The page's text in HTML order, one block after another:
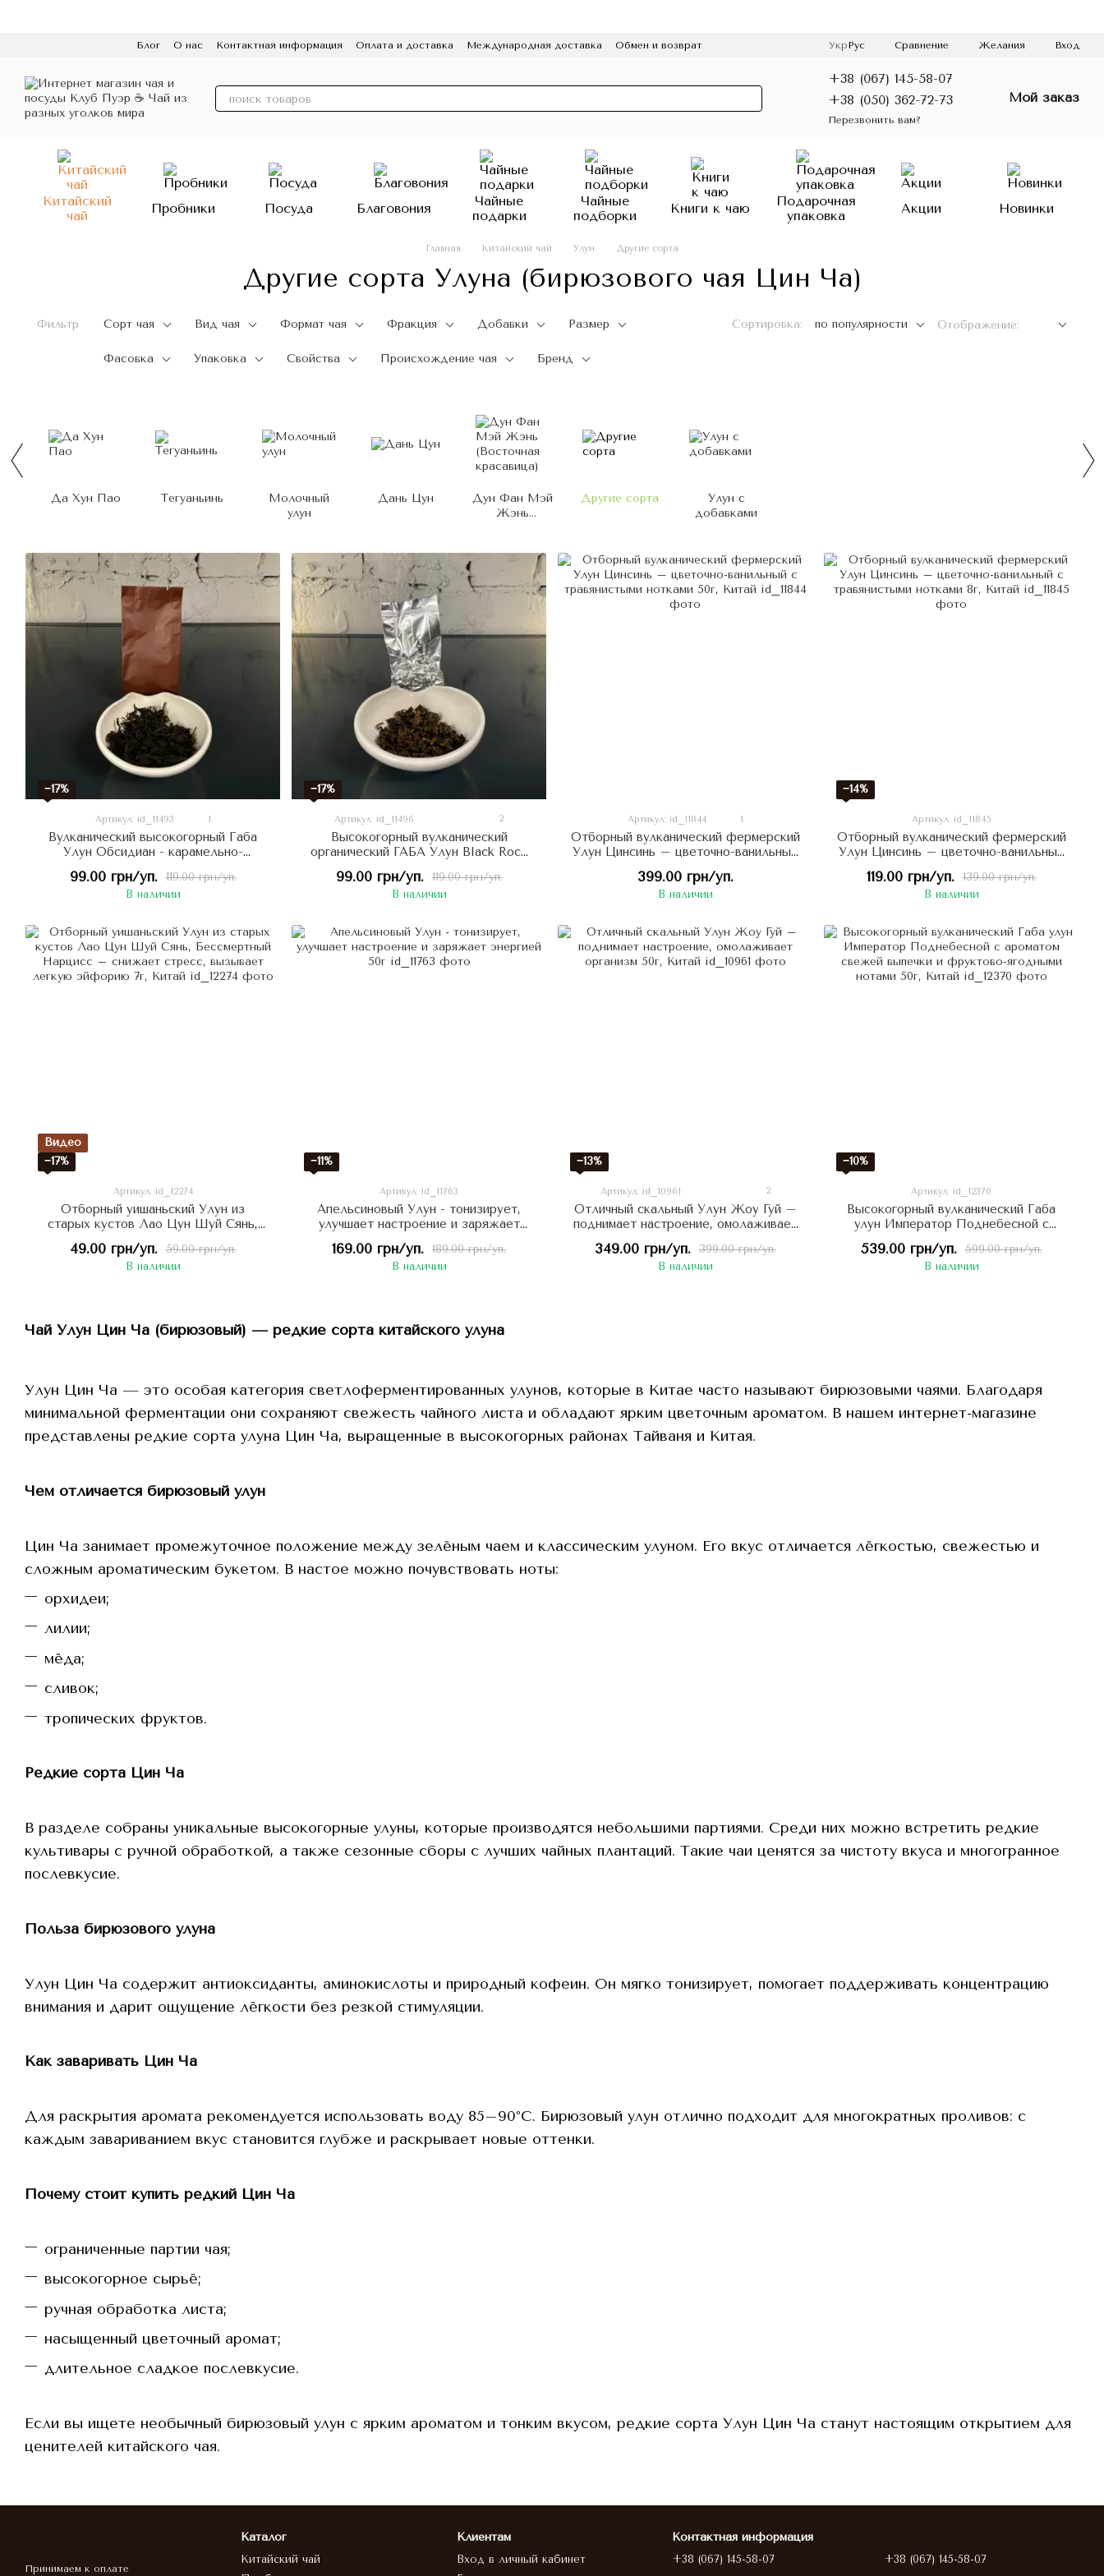
Блог О нас Контактная информация Оплата и доставка Международная доставка
Обмен и возврат
УкрРус Сравнение Желания Вход
+38 (067) 145-58-07
+38 (050) 362-72-73
Перезвонить вам?
Мой заказ
Китайский
чай
Пробники Посуда Благовония
Чайные
подарки
Чайные
подборки
Книги к чаю
Подарочная
упаковка
Акции Новинки
Главная Китайский чай Улун Другие сорта
Другие сорта Улуна (бирюзового чая Цин Ча)
Фильтр Сорт чая Вид чая Формат чая Фракция Добавки Размер
Фасовка Упаковка Свойства Происхождение чая Бренд
Сортировка: по популярности Отображение:
Да Хун Пао Тегуаньинь
Молочный
улун
Дань Цун
Дун Фан Мэй
Жэнь
Другие сорта
Улун с
добавками
Чай Улун Цин Ча (бирюзовый) — редкие сорта китайского улуна
Улун Цин Ча — это особая категория светлоферментированных улунов, которые в Китае часто называют бирюзовыми чаями. Благодаря
минимальной ферментации они сохраняют свежесть чайного листа и обладают ярким цветочным ароматом. В нашем интернет-магазине
представлены редкие сорта улуна Цин Ча, выращенные в высокогорных районах Тайваня и Китая.
Чем отличается бирюзовый улун
Цин Ча занимает промежуточное положение между зелёным чаем и классическим улуном. Его вкус отличается лёгкостью, свежестью и
сложным ароматическим букетом. В настое можно почувствовать ноты:
орхидеи;
лилии;
мёда;
сливок;
тропических фруктов.
Редкие сорта Цин Ча
В разделе собраны уникальные высокогорные улуны, которые производятся небольшими партиями. Среди них можно встретить редкие
культивары с ручной обработкой, а также сезонные сборы с лучших чайных плантаций. Такие чаи ценятся за чистоту вкуса и многогранное
послевкусие.
Польза бирюзового улуна
Улун Цин Ча содержит антиоксиданты, аминокислоты и природный кофеин. Он мягко тонизирует, помогает поддерживать концентрацию
внимания и дарит ощущение лёгкости без резкой стимуляции.
Как заваривать Цин Ча
Для раскрытия аромата рекомендуется использовать воду 85–90°C. Бирюзовый улун отлично подходит для многократных проливов: с
каждым завариванием вкус становится глубже и раскрывает новые оттенки.
Почему стоит купить редкий Цин Ча
ограниченные партии чая;
высокогорное сырьё;
ручная обработка листа;
насыщенный цветочный аромат;
длительное сладкое послевкусие.
Если вы ищете необычный бирюзовый улун с ярким ароматом и тонким вкусом, редкие сорта Улун Цин Ча станут настоящим открытием для
ценителей китайского чая.
−17%
Артикул: id_11493 1
Вулканический высокогорный Габа
Улун Обсидиан - карамельно-
Китай119.00 грн/уп.
99.00 грн/уп.
В наличии
−17%
Артикул: id_11496 2
Высокогорный вулканический
органический ГАБА Улун Black Rock
119.00 грн/уп.
99.00 грн/уп.
В наличии
Артикул: id_11844 1
Отборный вулканический фермерский
Улун Цинсинь – цветочно-ванильный
399.00 грн/уп.
В наличии
−14%
Артикул: id_11845
Отборный вулканический фермерский
Улун Цинсинь – цветочно-ванильный
139.00 грн/уп.
119.00 грн/уп.
В наличии
Видео
−17%
Артикул: id_12274
Отборный уишаньский Улун из
старых кустов Лао Цун Шуй Сянь,
стресс, вызывает легкую эйфорию
7г, Китай
59.00 грн/уп.
49.00 грн/уп.
В наличии
−11%
Артикул: id_11763
Апельсиновый Улун - тонизирует,
улучшает настроение и заряжает
189.00 грн/уп.
169.00 грн/уп.
В наличии
−13%
Артикул: id_10961 2
Отличный скальный Улун Жоу Гуй –
поднимает настроение, омолаживает
399.00 грн/уп.
349.00 грн/уп.
В наличии
−10%
Артикул: id_12370
Высокогорный вулканический Габа
улун Император Поднебесной с
фруктово-ягодными нотами 50г,
Китай
599.00 грн/уп.
539.00 грн/уп.
В наличии
Принимаем к оплате
Каталог
Китайский чай
Клиентам
Вход в личный кабинет
Контактная информация
+38 (067) 145-58-07
+38 (067) 145-58-07